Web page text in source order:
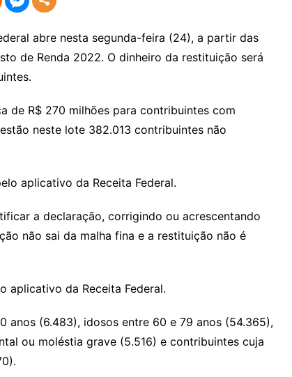
abre nesta segunda-feira (24), a partir das
de Renda 2022. O dinheiro da restituição será
de R$ 270 milhões para contribuintes com
neste lote 382.013 contribuintes não
aplicativo da Receita Federal.
a declaração, corrigindo ou acrescentando
não sai da malha fina e a restituição não é
aplicativo da Receita Federal.
anos (6.483), idosos entre 60 e 79 anos (54.365),
ou moléstia grave (5.516) e contribuintes cuja